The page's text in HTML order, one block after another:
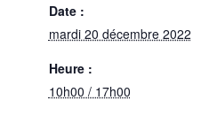
Date :
mardi 20 décembre 2022
Heure :
10h00 / 17h00